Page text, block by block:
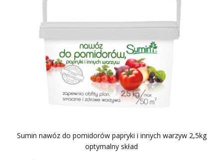
Sumin nawóz do pomidorów papryki i innych warzyw 2,5kg
optymalny skład